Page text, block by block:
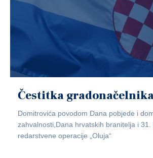
Čestitka
Domitrovića povodom Dana pobjede i
zahvalnosti,Dana hrvatskih branitelja i 31.
redarstvene operacije „Oluja“